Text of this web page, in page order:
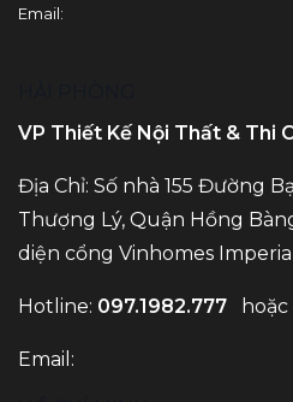
Email:
VP Thiết Kế Nội Thất & Thi
Địa Chỉ: Số nhà 155 Đường
Thượng Lý, Quận Hồng
diện cổng Vinhomes
Hotline: 097.1982.777 hoặc
Email: